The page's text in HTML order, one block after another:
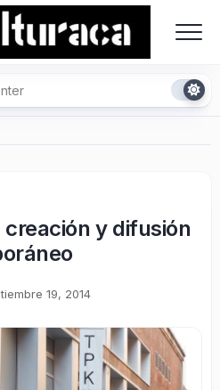
y difusión
19, 2014